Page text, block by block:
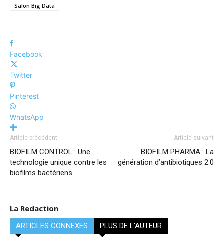
Salon Big Data
Facebook
Twitter
Pinterest
WhatsApp
Article précédent
BIOFILM CONTROL : Une
technologie unique contre les
biofilms bactériens
Article suivant
BIOFILM PHARMA : La
génération d’antibiotiques 2.0
La Redaction
ARTICLES CONNEXES PLUS DE L'AUTEUR